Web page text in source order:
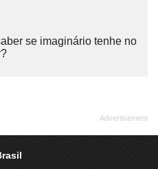
CASAS BAHIA MOBILE
CHINATOWN
CHOLET
se imaginário tenhe no